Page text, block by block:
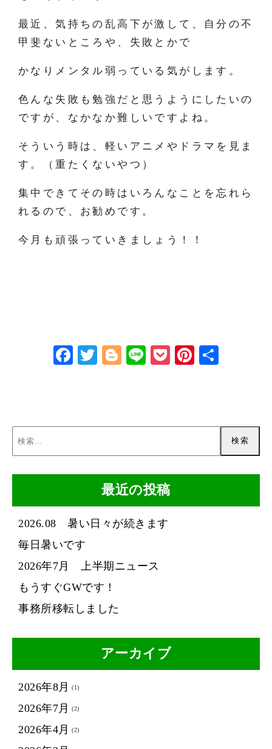
最近、気持ちの乱高下が激して、自分の不
甲斐ないところや、失敗とかで
かなりメンタル弱っている気がします。
色んな失敗も勉強だと思うようにしたいの
ですが、なかなか難しいですよね。
そういう時は、軽いアニメやドラマを見ま
す。（重たくないやつ）
集中できてその時はいろんなことを忘れら
れるので、お勧めです。
今月も頑張っていきましょう！！
Face Twitt Blog Line Pock Pinte
最近の投稿
2026.08 暑い日々が続きます
毎日暑いです
2026年7月 上半期ニュース
もうすぐGWです！
事務所移転しました
アーカイブ
2026年8月 (1)
2026年7月 (2)
2026年4月 (2)